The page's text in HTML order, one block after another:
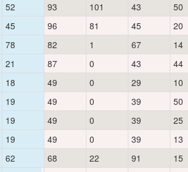
52 93 101 43
50
45 96 81 45
20
78 82 1 67
14
21 87 0 43
44
18 49 0 29
10
19 49 0 39
50
19 49 0 39
25
19 49 0 39
13
62 68 22 91
15